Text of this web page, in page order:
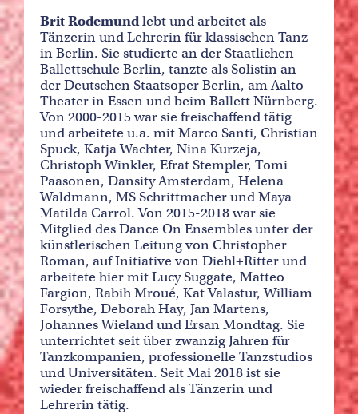
Brit Rodemundlebt und arbeitet als
Tänzerin und Lehrerin für klassischen Tanz
in Berlin. Sie studierte an der Staatlichen
Ballettschule Berlin, tanzte als Solistin an
der Deutschen Staatsoper Berlin, am Aalto
Theater in Essen und beim Ballett Nürnberg.
Von 2000-2015 war sie freischaffend tätig
und arbeitete u.a. mit Marco Santi, Christian
Spuck, Katja Wachter, Nina Kurzeja,
Christoph Winkler, Efrat Stempler, Tomi
Paasonen, Dansity Amsterdam, Helena
Waldmann, MS Schrittmacher und Maya
Matilda Carrol. Von 2015-2018 war sie
Mitglied des Dance On Ensembles unter der
künstlerischen Leitung von Christopher
Roman, auf Initiative von Diehl+Ritter und
arbeitete hier mit Lucy Suggate, Matteo
Fargion, Rabih Mroué, Kat Valastur, William
Forsythe, Deborah Hay, Jan Martens,
Johannes Wieland und Ersan Mondtag. Sie
unterrichtet seit über zwanzig Jahren für
Tanzkompanien, professionelle Tanzstudios
und Universitäten. Seit Mai 2018 ist sie
wieder freischaffend als Tänzerin und
Lehrerin tätig.